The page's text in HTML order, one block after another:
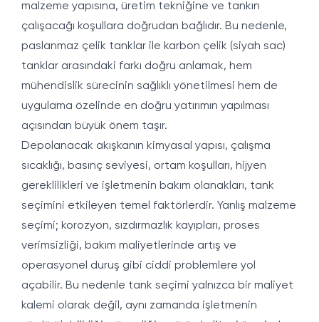
malzeme yapısına, üretim tekniğine ve tankın
çalışacağı koşullara doğrudan bağlıdır. Bu nedenle,
paslanmaz çelik tanklar ile karbon çelik (siyah sac)
tanklar arasındaki farkı doğru anlamak, hem
mühendislik sürecinin sağlıklı yönetilmesi hem de
uygulama özelinde en doğru yatırımın yapılması
açısından büyük önem taşır.
Depolanacak akışkanın kimyasal yapısı, çalışma
sıcaklığı, basınç seviyesi, ortam koşulları, hijyen
gereklilikleri ve işletmenin bakım olanakları, tank
seçimini etkileyen temel faktörlerdir. Yanlış malzeme
seçimi; korozyon, sızdırmazlık kayıpları, proses
verimsizliği, bakım maliyetlerinde artış ve
operasyonel duruş gibi ciddi problemlere yol
açabilir. Bu nedenle tank seçimi yalnızca bir maliyet
kalemi olarak değil, aynı zamanda işletmenin